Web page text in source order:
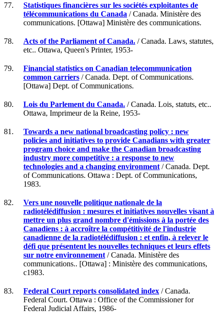
77.
Statistiques financières sur les sociétés exploitantes de
télécommunications du Canada / Canada. Ministère des
communications. [Ottawa] Ministère des communications.
78. Acts of the Parliament of Canada. / Canada. Laws, statutes,
etc.. Ottawa, Queen's Printer, 1953-
79.
Financial statistics on Canadian telecommunication
common carriers / Canada. Dept. of Communications.
[Ottawa] Dept. of Communications.
80. Lois du Parlement du Canada. / Canada. Lois, statuts, etc..
Ottawa, Imprimeur de la Reine, 1953-
81.
Towards a new national broadcasting policy : new
policies and initiatives to provide Canadians with greater
program choice and make the Canadian broadcasting
industry more competitive : a response to new
technologies and a changing environment / Canada. Dept.
of Communications. Ottawa : Dept. of Communications,
1983.
82.
Vers une nouvelle politique nationale de la
radiotélédiffusion : mesures et initiatives nouvelles visant à
mettre un plus grand nombre d'émissions à la portée des
Canadiens : à accroître la compétitivité de l'industrie
canadienne de la radiotélédiffusion : et enfin, à relever le
défi que présentent les nouvelles techniques et leurs effets
sur notre environnement / Canada. Ministère des
communications.. [Ottawa] : Ministère des communications,
c1983.
83. Federal Court reports consolidated index / Canada.
Federal Court. Ottawa : Office of the Commissioner for
Federal Judicial Affairs, 1986-